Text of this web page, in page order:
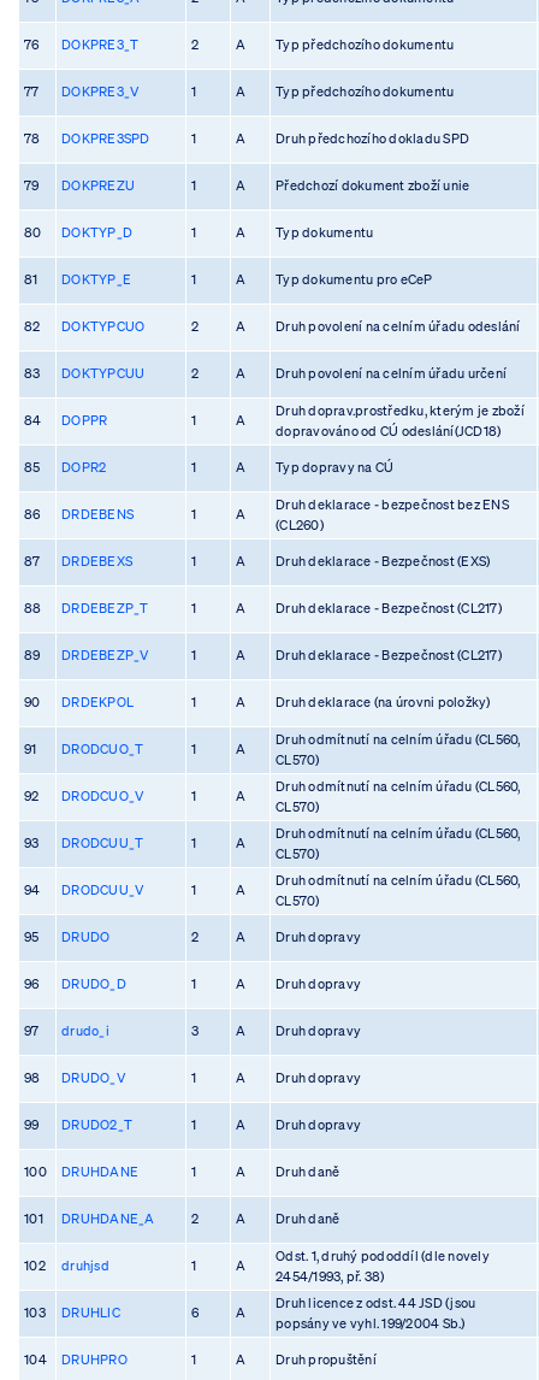
76 DOKPRE3_T 2 A Typ předchozího dokumentu
77 DOKPRE3_V 1 A Typ předchozího dokumentu
78 DOKPRE3SPD 1 A Druh předchozího dokladu SPD
79 DOKPREZU 1 A Předchozí dokument zboží unie
80 DOKTYP_D 1 A Typ dokumentu
81 DOKTYP_E 1 A Typ dokumentu pro eCeP
82 DOKTYPCUO 2 A Druh povolení na celním úřadu odeslání
83 DOKTYPCUU 2 A Druh povolení na celním úřadu určení
84 DOPPR 1 A
Druh doprav.prostředku, kterým je zboží
dopravováno od CÚ odeslání(JCD18)
85 DOPR2 1 A Typ dopravy na CÚ
86 DRDEBENS 1 A
Druh deklarace - bezpečnost bez ENS
(CL260)
87 DRDEBEXS 1 A Druh deklarace - Bezpečnost (EXS)
88 DRDEBEZP_T 1 A Druh deklarace - Bezpečnost (CL217)
89 DRDEBEZP_V 1 A Druh deklarace - Bezpečnost (CL217)
90 DRDEKPOL 1 A Druh deklarace (na úrovni položky)
91 DRODCUO_T 1 A
Druh odmítnutí na celním úřadu (CL560,
CL570)
92 DRODCUO_V 1 A
Druh odmítnutí na celním úřadu (CL560,
CL570)
93 DRODCUU_T 1 A
Druh odmítnutí na celním úřadu (CL560,
CL570)
94 DRODCUU_V 1 A
Druh odmítnutí na celním úřadu (CL560,
CL570)
95 DRUDO 2 A Druh dopravy
96 DRUDO_D 1 A Druh dopravy
97 drudo_i 3 A Druh dopravy
98 DRUDO_V 1 A Druh dopravy
99 DRUDO2_T 1 A Druh dopravy
100 DRUHDANE 1 A Druh daně
101 DRUHDANE_A 2 A Druh daně
102 druhjsd 1 A
Odst. 1, druhý pododdíl (dle novely
2454/1993, př. 38)
103 DRUHLIC 6 A
Druh licence z odst. 44 JSD (jsou
popsány ve vyhl. 199/2004 Sb.)
104 DRUHPRO 1 A Druh propuštění